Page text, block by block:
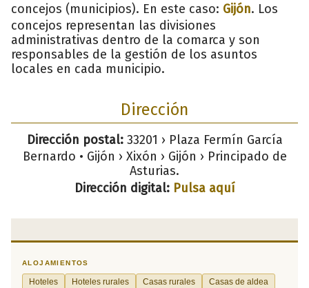
concejos (municipios). En este caso: Gijón. Los
concejos representan las divisiones
administrativas dentro de la comarca y son
responsables de la gestión de los asuntos
locales en cada municipio.
Dirección
Dirección postal:33201 › Plaza Fermín García
Bernardo • Gijón › Xixón › Gijón › Principado de
Asturias.
Dirección digital: Pulsa aquí